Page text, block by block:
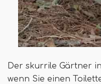
Der skurrile Gärtner
wenn Sie einen